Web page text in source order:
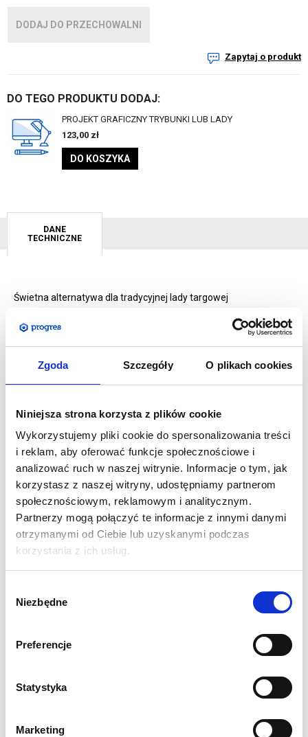
Zgoda Szczegóły O plikach cookies
Niniejsza strona korzysta z plików cookie
Wykorzystujemy pliki cookie do spersonalizowania treści
i reklam, aby oferować funkcje społecznościowe i
analizować ruch w naszej witrynie. Informacje o tym, jak
korzystasz z naszej witryny, udostępniamy partnerom
społecznościowym, reklamowym i analitycznym.
Partnerzy mogą połączyć te informacje z innymi danymi
otrzymanymi od Ciebie lub uzyskanymi podczas
korzystania z ich usług.
zgody
Niezbędne
Preferencje
Statystyka
Marketing
DODAJ DO PRZECHOWALNI
Zapytaj o produkt
DO TEGO PRODUKTU DODAJ:
PROJEKT GRAFICZNY TRYBUNKI LUB LADY
123,00 zł
DO KOSZYKA
DANE
TECHNICZNE
Świetna alternatywa dla tradycyjnej lady targowej
i niezwykle prosta w obsłudze - to główne zalety tego systemu.
Trybunka została wykonana z mocnego aluminium
anodowanego, co gwarantuje jej wysoką jakość oraz długi czas
użytkowania. Jej złożenie nie wymaga użycia narzędzi
pomocą taśmy silikonowej to z kolei pewność błyskawicznego
i prostego montażu wydruku. Dzięki wmontowanym żarówkom
LED cała trybunka jest idealnie doświetlona i z daleka zwraca
uwagę przechodniów.
SPECYFIKACJA:
Wymiar fizyczny lady w mm: 1030 (wys.) x 1080 (szer.) x
295 (gł)
Aluminiowy profil anodowany 80 mm
Grafika jednostronna lub dwustronna do wyboru
Grafika mocowana za pomocą silikonowego obszycia
Szybki montaż bez narzędzi
Diody 6500K (białe) LED
Zasilacz w zestawie
Torba transportowa z przegrodami w zestawie